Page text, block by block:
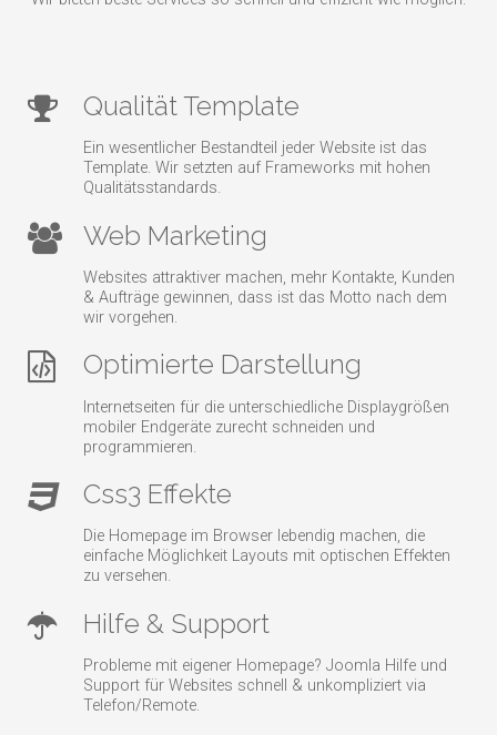
Qualität Template
Ein wesentlicher Bestandteil jeder Website ist das
Template. Wir setzten auf Frameworks mit hohen
Qualitätsstandards.
Web Marketing
Websites attraktiver machen, mehr Kontakte, Kunden
& Aufträge gewinnen, dass ist das Motto nach dem
wir vorgehen.
Optimierte Darstellung
Internetseiten für die unterschiedliche Displaygrößen
mobiler Endgeräte zurecht schneiden und
programmieren.
Css3 Effekte
Die Homepage im Browser lebendig machen, die
einfache Möglichkeit Layouts mit optischen Effekten
zu versehen.
Hilfe & Support
Probleme mit eigener Homepage? Joomla Hilfe und
Support für Websites schnell & unkompliziert via
Telefon/Remote.